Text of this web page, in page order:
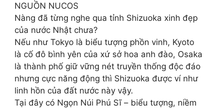
NGUỒN NUCOS
Nàng đã từng nghe qua tỉnh Shizuoka xinh đẹp
của nước Nhật chưa?
Nếu như Tokyo là biểu tượng phồn vinh, Kyoto
là cố đô bình yên của xứ sở hoa anh đào, Osaka
là thành phố giữ vững nét truyền thống độc đáo
nhưng cực năng động thì Shizuoka được ví như
linh hồn của đất nước này vậy.
Tại đây có Ngọn Núi Phú Sĩ – biểu tượng, niềm